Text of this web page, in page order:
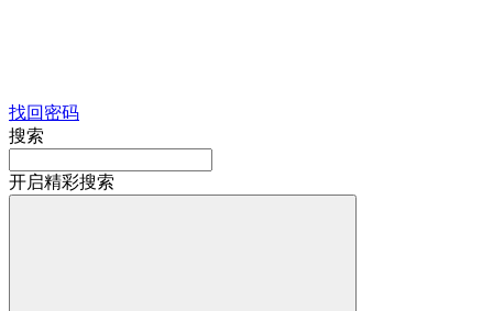
找回密码
搜索
开启精彩搜索